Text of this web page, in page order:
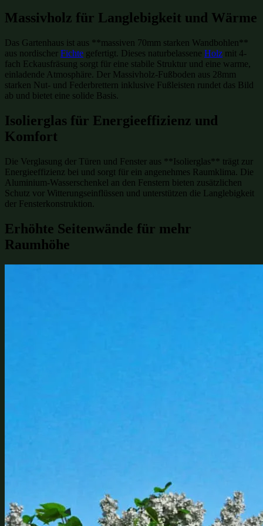
Massivholz für Langlebigkeit und Wärme
Das Gartenhaus ist aus **massiven 70mm starken Wandbohlen**
aus nordischer Fichte gefertigt. Dieses naturbelassene Holz mit 4-
fach Eckausfräsung sorgt für eine stabile Struktur und eine warme,
einladende Atmosphäre. Der Massivholz-Fußboden aus 28mm
starken Nut- und Federbrettern inklusive Fußleisten rundet das Bild
ab und bietet eine solide Basis.
Isolierglas für Energieeffizienz und
Komfort
Die Verglasung der Türen und Fenster aus **Isolierglas** trägt zur
Energieeffizienz bei und sorgt für ein angenehmes Raumklima. Die
Aluminium-Wasserschenkel an den Fenstern bieten zusätzlichen
Schutz vor Witterungseinflüssen und unterstützen die Langlebigkeit
der Fensterkonstruktion.
Erhöhte Seitenwände für mehr
Raumhöhe